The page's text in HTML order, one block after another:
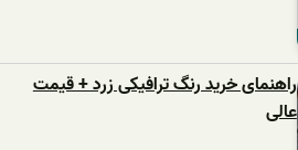
راهنمای خرید رنگ ترافیکی زرد + قیمت
عالی